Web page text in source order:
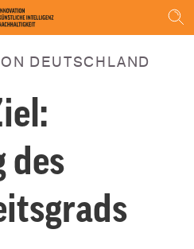
DEUTSCHLAND
des